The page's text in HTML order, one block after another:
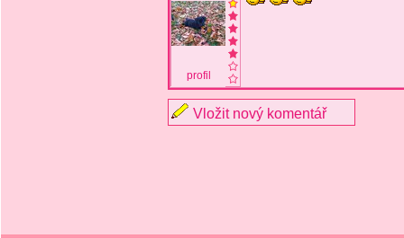
profil
Vložit nový komentář